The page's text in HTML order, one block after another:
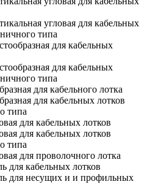
угловая для кабельных
типа
для кабельных
для кабельных
типа
для кабельного лотка
для кабельных лотков
типа
для кабельных лотков
для кабельных лотков
типа
для проволочного лотка
для кабельных лотков
для несущих и и профильных